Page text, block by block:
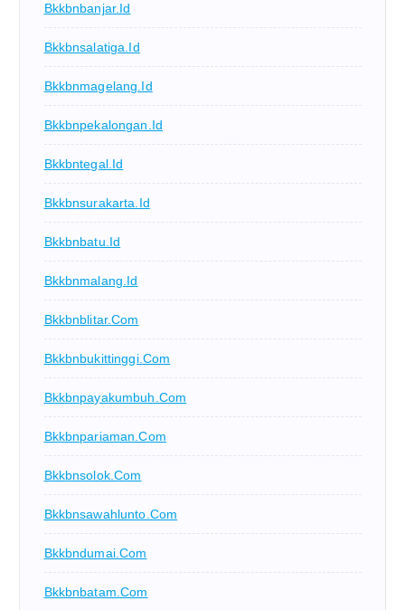
Bkkbnbanjar.id
Bkkbnsalatiga.id
Bkkbnmagelang.id
Bkkbnpekalongan.id
Bkkbntegal.id
Bkkbnsurakarta.id
Bkkbnbatu.id
Bkkbnmalang.id
Bkkbnblitar.com
Bkkbnbukittinggi.com
Bkkbnpayakumbuh.com
Bkkbnpariaman.com
Bkkbnsolok.com
Bkkbnsawahlunto.com
Bkkbndumai.com
Bkkbnbatam.com